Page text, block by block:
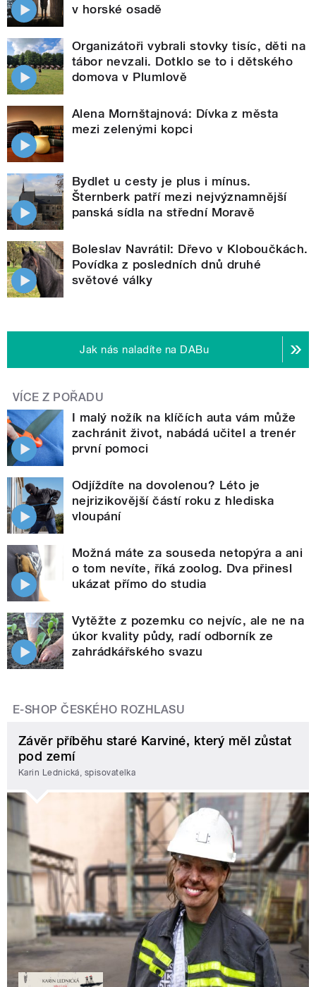
v horské osadě
Organizátoři vybrali stovky tisíc, děti na
tábor nevzali. Dotklo se to i dětského
domova v Plumlově
Alena Mornštajnová: Dívka z města
mezi zelenými kopci
Bydlet u cesty je plus i mínus.
Šternberk patří mezi nejvýznamnější
panská sídla na střední Moravě
Boleslav Navrátil: Dřevo v Kloboučkách.
Povídka z posledních dnů druhé
světové války
Jak nás naladíte na DABu
VÍCE Z POŘADU
I malý nožík na klíčích auta vám může
zachránit život, nabádá učitel a trenér
první pomoci
Odjíždíte na dovolenou? Léto je
nejrizikovější částí roku z hlediska
vloupání
Možná máte za souseda netopýra a ani
o tom nevíte, říká zoolog. Dva přinesl
ukázat přímo do studia
Vytěžte z pozemku co nejvíc, ale ne na
úkor kvality půdy, radí odborník ze
zahrádkářského svazu
E-SHOP ČESKÉHO ROZHLASU
Závěr příběhu staré Karviné, který měl zůstat
pod zemí
Karin Lednická, spisovatelka